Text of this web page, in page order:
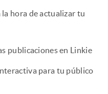
hora de actualizar tu
publicaciones en Linkie
para tu público